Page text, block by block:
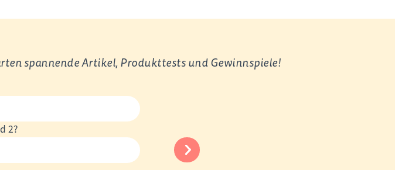
spannende Artikel, Produkttests und Gewinnspiele!
2?